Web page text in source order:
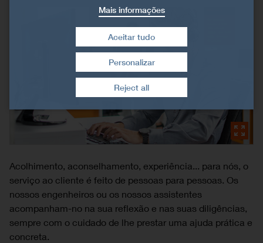
Acolhimento, aconselhamento, experiência... para nós, o
serviço ao cliente é feito de pessoas para pessoas. Os
nossos engenheiros ou os nossos assistentes
acompanham-no na sua reflexão e nas suas diligências,
sempre com o cuidado de lhe prestar uma ajuda prática e
concreta.
Mais informações
Reject all
Aceitar tudo
Retirar consentimento
Personalizar